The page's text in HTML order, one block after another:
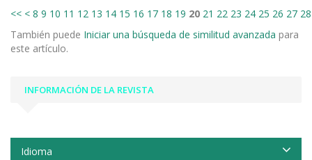
<< < 8 9 10 11 12 13 14 15 16 17 18 19 20 21 22 23 24 25 26 27 28
También puede Iniciar una búsqueda de similitud avanzada para
este artículo.
INFORMACIÓN DE LA REVISTA
Idioma